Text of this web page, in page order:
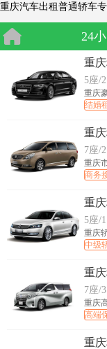
重庆汽车出租普通轿车
24
重
5座/
重庆
结婚
重
7座/
重庆
商务
重
5座/
重庆
中级
重
7座/
重庆
高端
重